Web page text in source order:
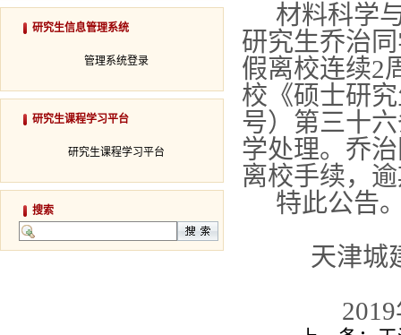
材料科学
研究生乔治
假离校连续2
校《硕士研
号） 第三十
学处理。乔
离校手续，
特此公告
天津城
2019
研究生信息管理系统
管理系统登录
研究生课程学习平台
研究生课程学习平台
搜索